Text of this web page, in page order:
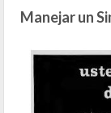
Manejar un